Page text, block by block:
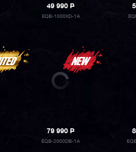
49 990P
EQB-1000XD-1A
79 990P
EQB-2000DB-1A